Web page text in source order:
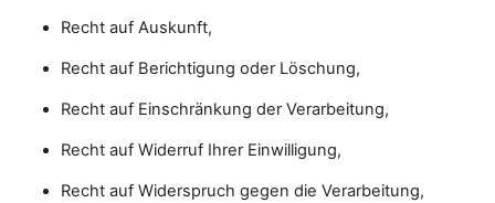
Recht auf Auskunft,
Recht auf Berichtigung oder Löschung,
Recht auf Einschränkung der Verarbeitung,
Recht auf Widerruf Ihrer Einwilligung,
Recht auf Widerspruch gegen die Verarbeitung,